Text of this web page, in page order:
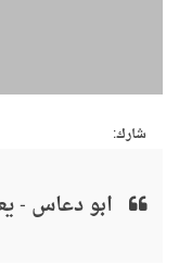
شارك:
ابو دعاس -